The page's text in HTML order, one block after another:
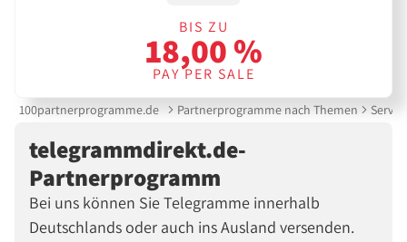
BIS ZU
18,00 %
PAY PER SALE
100partnerprogramme.de Partnerprogramme nach Themen
telegrammdirekt.de-
Partnerprogramm
Bei uns können Sie Telegramme innerhalb
Deutschlands oder auch ins Ausland versenden.